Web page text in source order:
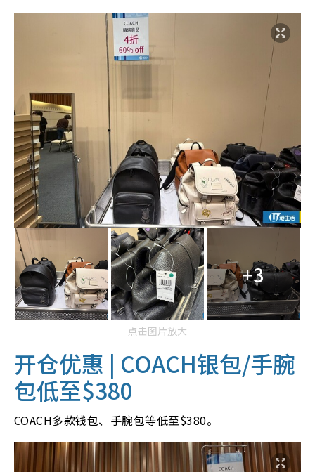
+3
点击图片放大
开仓优惠 | COACH银包/手腕
包低至$380
COACH多款钱包、手腕包等低至$380。